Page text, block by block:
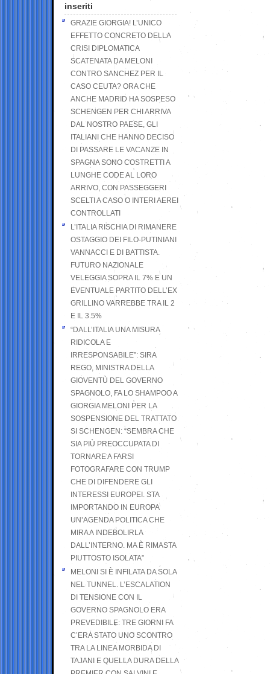
inseriti
GRAZIE GIORGIA! L’UNICO
EFFETTO CONCRETO DELLA
CRISI DIPLOMATICA
SCATENATA DA MELONI
CONTRO SANCHEZ PER IL
CASO CEUTA? ORA CHE
ANCHE MADRID HA SOSPESO
SCHENGEN PER CHI ARRIVA
DAL NOSTRO PAESE, GLI
ITALIANI CHE HANNO DECISO
DI PASSARE LE VACANZE IN
SPAGNA SONO COSTRETTI A
LUNGHE CODE AL LORO
ARRIVO, CON PASSEGGERI
SCELTI A CASO O INTERI AEREI
CONTROLLATI
L’ITALIA RISCHIA DI RIMANERE
OSTAGGIO DEI FILO-PUTINIANI
VANNACCI E DI BATTISTA.
FUTURO NAZIONALE
VELEGGIA SOPRA IL 7% E UN
EVENTUALE PARTITO DELL’EX
GRILLINO VARREBBE TRA IL 2
E IL 3.5%
“DALL’ITALIA UNA MISURA
RIDICOLA E
IRRESPONSABILE”: SIRA
REGO, MINISTRA DELLA
GIOVENTÙ DEL GOVERNO
SPAGNOLO, FA LO SHAMPOO A
GIORGIA MELONI PER LA
SOSPENSIONE DEL TRATTATO
SI SCHENGEN: “SEMBRA CHE
SIA PIÙ PREOCCUPATA DI
TORNARE A FARSI
FOTOGRAFARE CON TRUMP
CHE DI DIFENDERE GLI
INTERESSI EUROPEI. STA
IMPORTANDO IN EUROPA
UN’AGENDA POLITICA CHE
MIRA A INDEBOLIRLA
DALL’INTERNO. MA È RIMASTA
PIUTTOSTO ISOLATA”
MELONI SI È INFILATA DA SOLA
NEL TUNNEL. L’ESCALATION
DI TENSIONE CON IL
GOVERNO SPAGNOLO ERA
PREVEDIBILE: TRE GIORNI FA
C’ERA STATO UNO SCONTRO
TRA LA LINEA MORBIDA DI
TAJANI E QUELLA DURA DELLA